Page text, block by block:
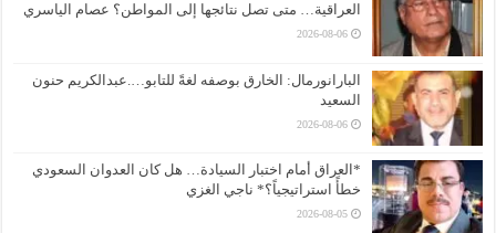
العراقية… متى تصل نتائجها إلى المواطن؟ عصام الياسري
2026-08-06
البارانورمال: الخارق بوصفه لغةً للتابو….عبدالكريم حنون
السعيد
2026-08-06
*العراق أمام اختبار السيادة… هل كان العدوان السعودي
خطأً استراتيجياً؟* ناجي الغزي
2026-08-05